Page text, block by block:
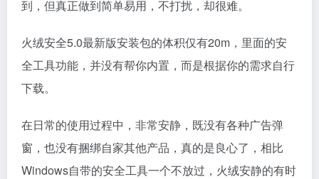
到，但真正做到简单易用，不打扰，却很难。
火绒安全5.0最新版安装包的体积仅有20m，里面的安
全工具功能，并没有帮你内置，而是根据你的需求自行
下载。
在日常的使用过程中，非常安静，既没有各种广告弹
窗，也没有捆绑自家其他产品，真的是良心了，相比
Windows自带的安全工具一个不放过，火绒安静的有时